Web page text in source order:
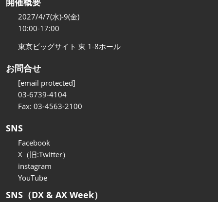
2027/4/7(水)-9(金)
10:00-17:00
東京ビッグサイト 東 1-8ホール
お問合せ
[email protected]
03-6739-4104
Fax: 03-4563-2100
SNS
Facebook
X（旧:Twitter）
instagram
YouTube
SNS（DX & AX Week）